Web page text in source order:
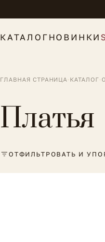
КАТАЛОГНОВИНКИ
ГЛАВНАЯ СТРАНИЦА· КАТАЛОГ·
Платья
ОТФИЛЬТРОВАТЬ И